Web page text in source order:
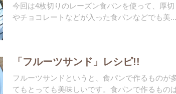
今回は4枚切りのレーズン食パンを使って、厚
やチョコレートなどが入った食パンなどでも美...
「フルーツサンド」レシピ!!
フルーツサンドというと、食パンで作るものが
てもとっても美味しいです。食パンで作るもの